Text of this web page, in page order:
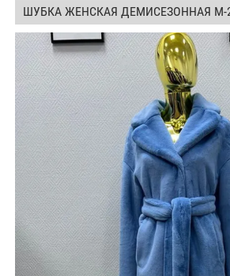
ШУБКА ЖЕНСКАЯ ДЕМИСЕЗОННАЯ М-